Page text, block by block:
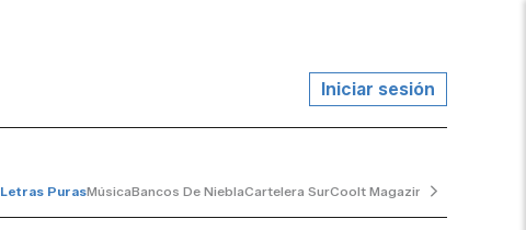
Iniciar sesión
Letras PurasMúsicaBancos De NieblaCartelera SurCoolt Magazine Marea